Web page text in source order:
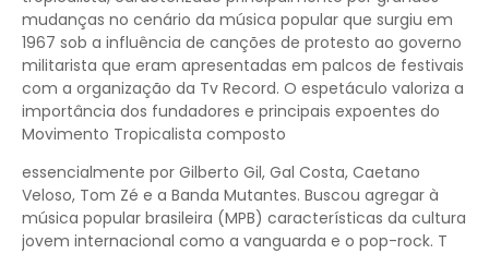
mudanças no cenário da música popular que surgiu em
1967 sob a influência de canções de protesto ao governo
militarista que eram apresentadas em palcos de festivais
com a organização da Tv Record. O espetáculo valoriza a
importância dos fundadores e principais expoentes do
Movimento Tropicalista composto
essencialmente por Gilberto Gil, Gal Costa, Caetano
Veloso, Tom Zé e a Banda Mutantes. Buscou agregar à
música popular brasileira (MPB) características da cultura
jovem internacional como a vanguarda e o pop-rock. T